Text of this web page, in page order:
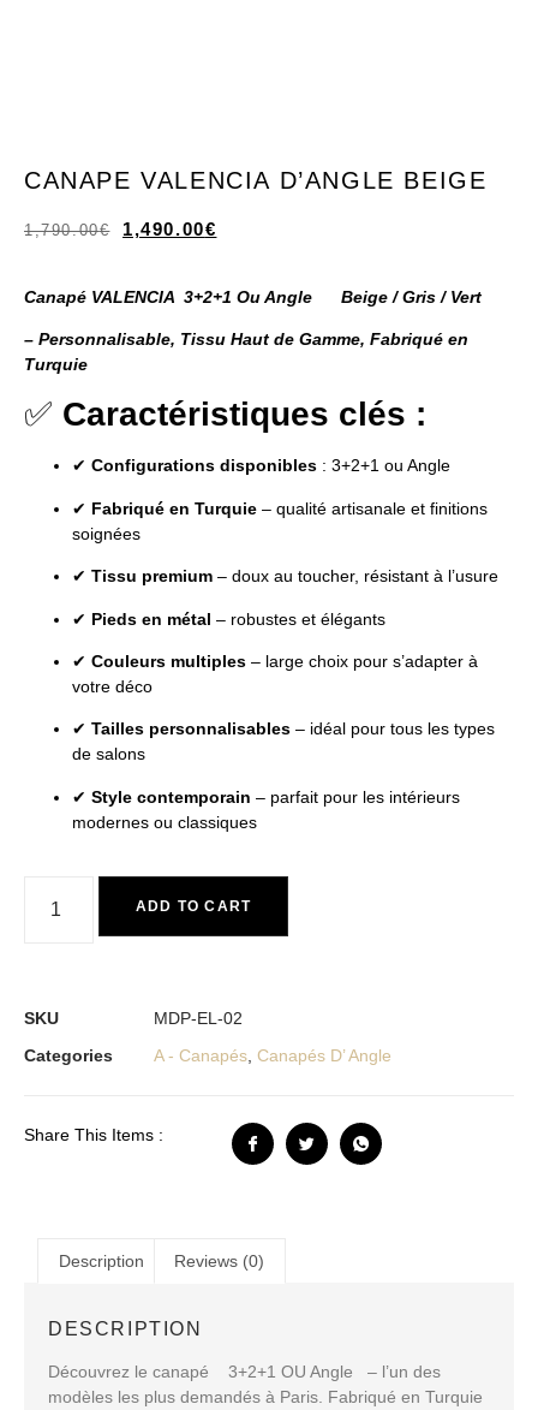
CANAPE VALENCIA D’ANGLE BEIGE
1,790.00€ 1,490.00€
Canapé VALENCIA 3+2+1 Ou Angle Beige / Gris / Vert
– Personnalisable, Tissu Haut de Gamme, Fabriqué en
Turquie
✅ Caractéristiques clés :
✔ Configurations disponibles : 3+2+1 ou Angle
✔ Fabriqué en Turquie – qualité artisanale et finitions
soignées
✔ Tissu premium – doux au toucher, résistant à l’usure
✔ Pieds en métal – robustes et élégants
✔ Couleurs multiples – large choix pour s’adapter à
votre déco
✔ Tailles personnalisables – idéal pour tous les types
de salons
✔ Style contemporain – parfait pour les intérieurs
modernes ou classiques
ADD TO CART
SKU
MDP-EL-02
Categories
A - Canapés Canapés D’ Angle
Share This Items :
Description Reviews (0)
DESCRIPTION
Découvrez le canapé 3+2+1 OU Angle – l’un des
modèles les plus demandés à Paris. Fabriqué en Turquie